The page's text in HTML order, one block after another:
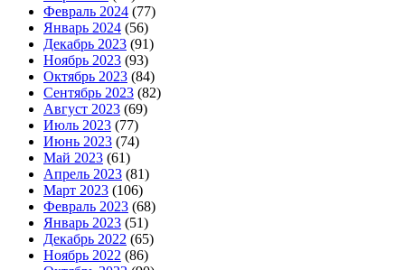
Февраль 2024 (77)
Январь 2024 (56)
Декабрь 2023 (91)
Ноябрь 2023 (93)
Октябрь 2023 (84)
Сентябрь 2023 (82)
Август 2023 (69)
Июль 2023 (77)
Июнь 2023 (74)
Май 2023 (61)
Апрель 2023 (81)
Март 2023 (106)
Февраль 2023 (68)
Январь 2023 (51)
Декабрь 2022 (65)
Ноябрь 2022 (86)